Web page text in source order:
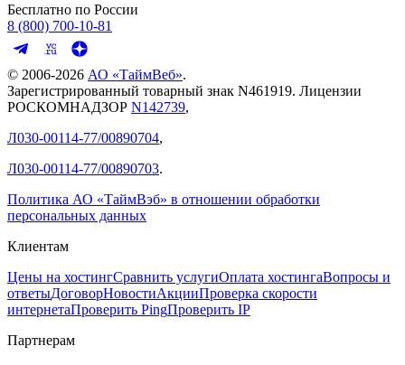
Бесплатно по России
8 (800) 700-10-81
© 2006-2026 АО «ТаймВеб».
Зарегистрированный товарный знак N461919. Лицензии
РОСКОМНАДЗОР N142739,
Л030-00114-77/00890704,
Л030-00114-77/00890703.
Политика АО «ТаймВэб» в отношении обработки
персональных данных
Клиентам
Цены на хостингСравнить услугиОплата хостингаВопросы и
ответыДоговорНовостиАкцииПроверка скорости
интернетаПроверить PingПроверить IP
Партнерам